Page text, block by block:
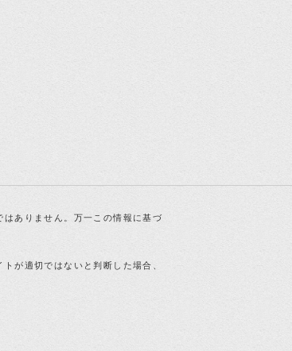
ありません。万一この情報に基づ
が適切ではないと判断した場合、